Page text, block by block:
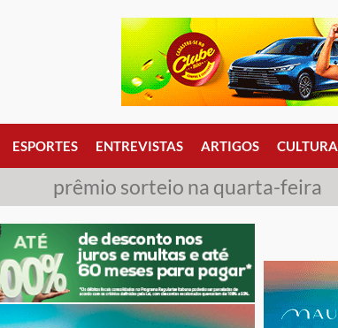
ESPORTES ENTREVISTAS ARTIGOS CULTURA
prêmio sorteio na quarta-feira